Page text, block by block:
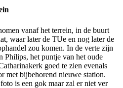
vanaf het terrein, in de buurt
waar later de TUe en nog later de
zou komen. In de verte zijn
Philips, het puntje van het oude
goed te zien evenals
met bijbehorend nieuwe station.
is een gok maar zal er niet ver